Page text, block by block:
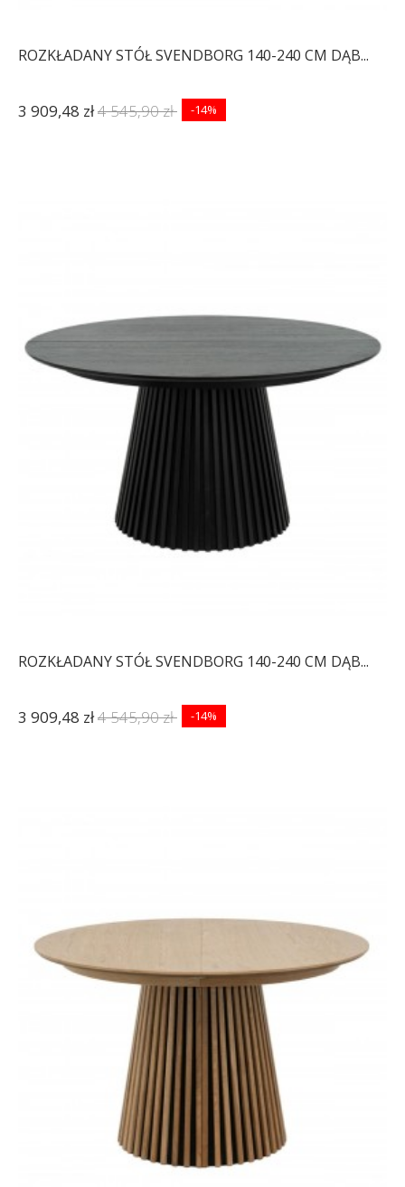
ROZKŁADANY STÓŁ SVENDBORG 140-240 CM DĄB...
3 909,48 zł4 545,90 zł -14%
ROZKŁADANY STÓŁ SVENDBORG 140-240 CM DĄB...
3 909,48 zł4 545,90 zł -14%